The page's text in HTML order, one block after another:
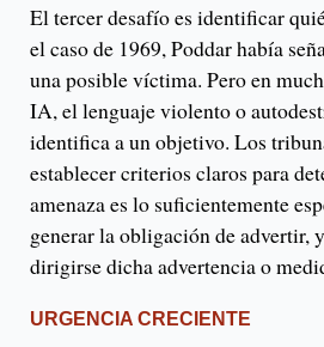
El tercer desafío es identificar
el caso de 1969, Poddar había
una posible víctima. Pero en
IA, el lenguaje violento o
identifica a un objetivo. Los
establecer criterios claros para
amenaza es lo suficientemente
generar la obligación de advertir,
dirigirse dicha advertencia o
URGENCIA CRECIENTE